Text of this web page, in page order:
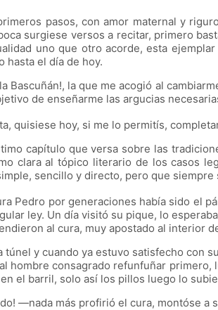
pasos, con amor maternal y
surgiese versos a recitar, primero
uno que otro acorde, esta
hasta el día de hoy.
Bascuñán!, la que me acogió al
de enseñarme las argucias
quisiese hoy, si me lo permitís,
capítulo que versa sobre las
clara al tópico literario de los casos
sencillo y directo, pero que
Pedro por generaciones había sido el
ley. Un día visitó su pique, lo
al cura, muy apostado al interior
túnel y cuando ya estuvo satisfecho
hombre consagrado refunfuñar
el barril, solo así los pillos luego lo
—nada más profirió el cura, montóse a